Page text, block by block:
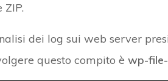
dei log sui web server
questo compito è wp-